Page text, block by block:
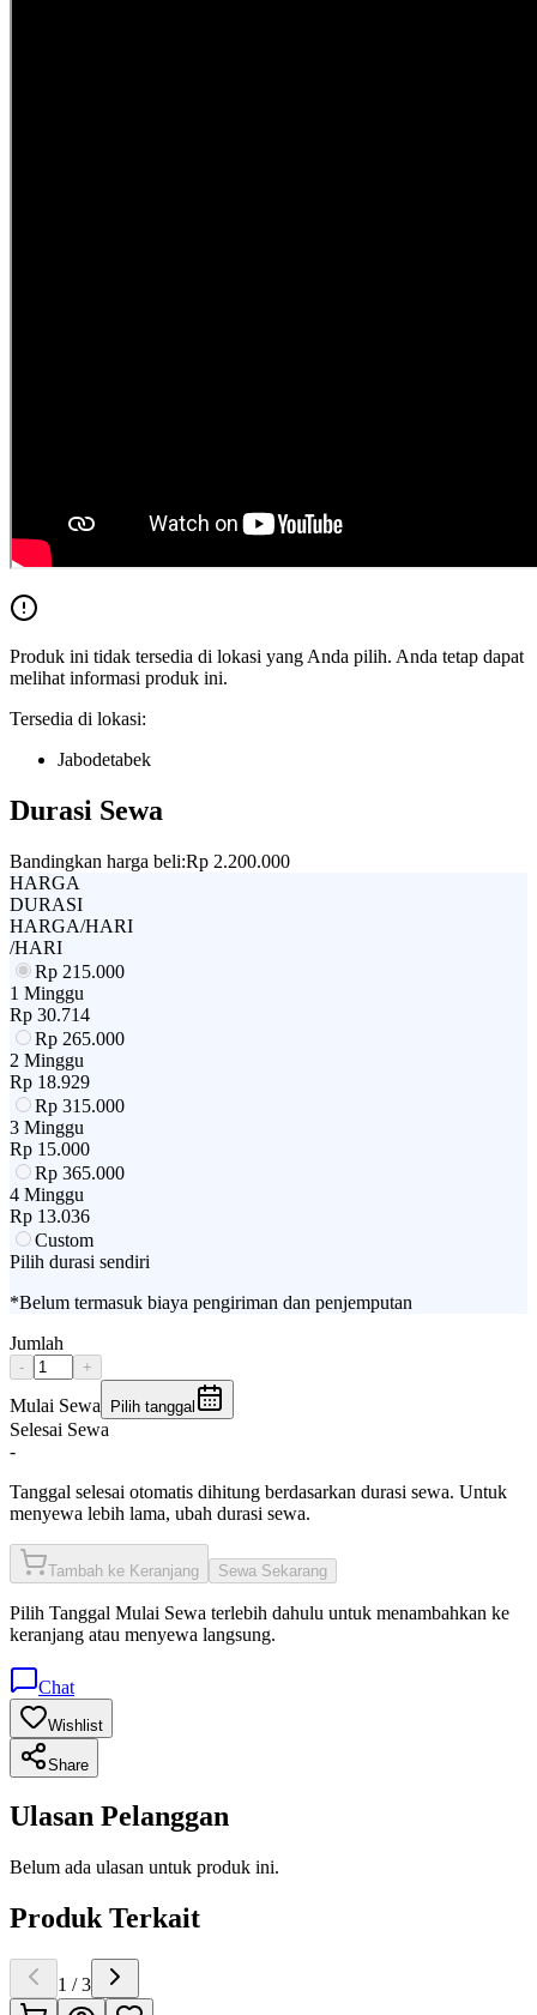
Produk ini tidak tersedia di lokasi yang Anda pilih. Anda tetap dapat
melihat informasi produk ini.
Tersedia di lokasi:
Jabodetabek
Durasi Sewa
Bandingkan harga beli:Rp 2.200.000
HARGA
DURASI
HARGA/HARI
/HARI
Rp 215.000
1 Minggu
Rp 30.714
Rp 265.000
2 Minggu
Rp 18.929
Rp 315.000
3 Minggu
Rp 15.000
Rp 365.000
4 Minggu
Rp 13.036
Custom
Pilih durasi sendiri
*Belum termasuk biaya pengiriman dan penjemputan
Jumlah
- +
Mulai Sewa Pilih tanggal
Selesai Sewa
-
Tanggal selesai otomatis dihitung berdasarkan durasi sewa. Untuk
menyewa lebih lama, ubah durasi sewa.
Tambah ke Keranjang Sewa Sekarang
Pilih Tanggal Mulai Sewa terlebih dahulu untuk menambahkan ke
keranjang atau menyewa langsung.
Chat
Wishlist
Share
Ulasan Pelanggan
Belum ada ulasan untuk produk ini.
Produk Terkait
1 /3